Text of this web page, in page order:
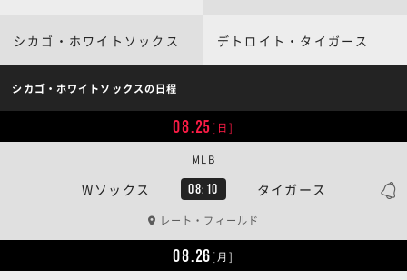
シカゴ・ホワイトソックス デトロイト・タイガース
シカゴ・ホワイトソックスの日程
08.25[日]
Wソックス 08:10 タイガース
MLB
レート・フィールド
08.26[月]